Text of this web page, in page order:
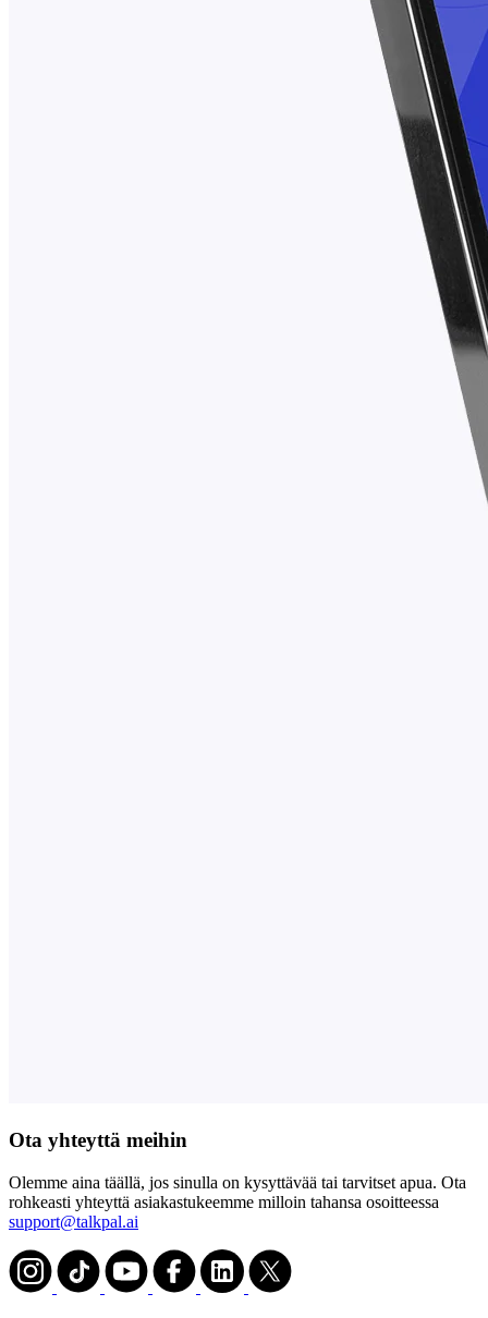
Ota yhteyttä meihin
Olemme aina täällä, jos sinulla on kysyttävää tai tarvitset apua. Ota
rohkeasti yhteyttä asiakastukeemme milloin tahansa osoitteessa
support@talkpal.ai